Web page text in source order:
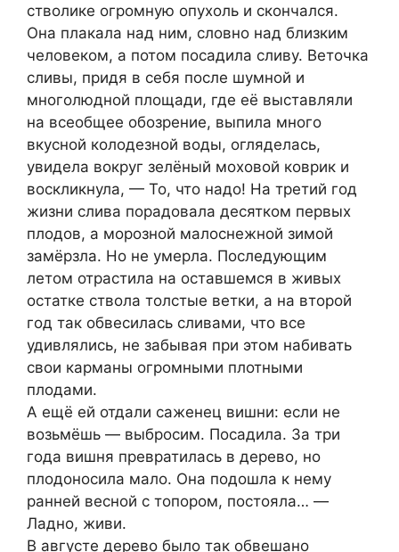
стволике огромную опухоль и скончался.
Она плакала над ним, словно над близким
человеком, а потом посадила сливу. Веточка
сливы, придя в себя после шумной и
многолюдной площади, где её выставляли
на всеобщее обозрение, выпила много
вкусной колодезной воды, огляделась,
увидела вокруг зелёный моховой коврик и
воскликнула, — То, что надо! На третий год
жизни слива порадовала десятком первых
плодов, а морозной малоснежной зимой
замёрзла. Но не умерла. Последующим
летом отрастила на оставшемся в живых
остатке ствола толстые ветки, а на второй
год так обвесилась сливами, что все
удивлялись, не забывая при этом набивать
свои карманы огромными плотными
плодами.
А ещё ей отдали саженец вишни: если не
возьмёшь — выбросим. Посадила. За три
года вишня превратилась в дерево, но
плодоносила мало. Она подошла к нему
ранней весной с топором, постояла… —
Ладно, живи.
В августе дерево было так обвешано